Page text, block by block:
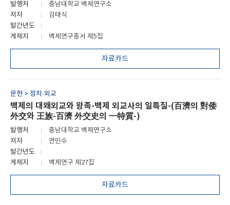
발행처
충남대학교 백제연구소
저자
김태식
발간년도
게제지
백제연구총서 제5집
자료카드
문헌 > 정치·외교
백제의 대왜외교와 왕족-백제 외교사의 일특질-(百濟의 對倭
外交와 王族-百濟 外交史의 一特質-)
발행처
충남대학교 백제연구소
저자
연민수
발간년도
게제지
백제연구 제27집
자료카드